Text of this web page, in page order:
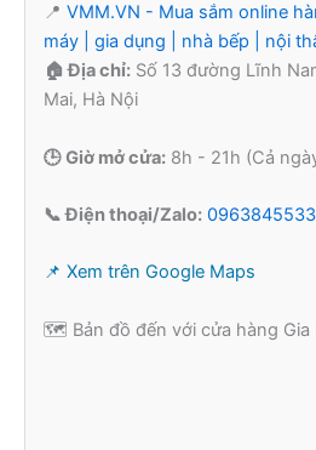
📍 VMM.VN - Mua sắm online
máy | gia dụng | nhà bếp | nội
🏠 Địa chỉ: Số 13 đường Lĩnh
Mai, Hà Nội
🕒 Giờ mở cửa: 8h - 21h (Cả
📞 Điện thoại/Zalo: 0963845533
📌 Xem trên Google Maps
🗺️ Bản đồ đến với cửa hàng Gia